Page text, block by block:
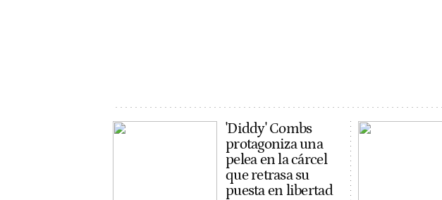
'Diddy' Combs
protagoniza una
pelea en la cárcel
que retrasa su
puesta en libertad